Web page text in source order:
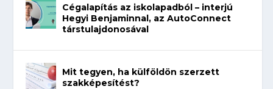
Cégalapítás az iskolapadból – interjú
Hegyi Benjaminnal, az AutoConnect
társtulajdonosával
Mit tegyen, ha külföldön szerzett
szakképesítést?